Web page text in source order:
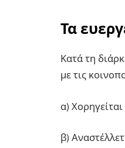
Τα
Κατά τη
με τις
α)
β)